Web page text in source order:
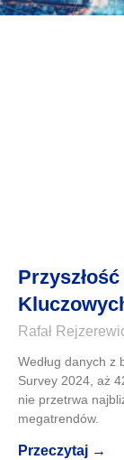
Rafał
Według danych
Survey 2024, aż
nie przetrwa
megatrendów.
Przeczytaj →